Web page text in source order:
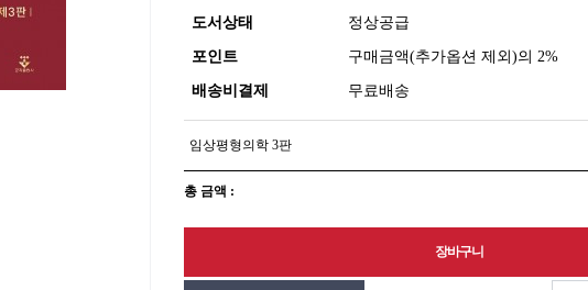
도서상태
정상공급
포인트
구매금액(추가옵션 제외)의 2%
배송비결제
무료배송
임상평형의학 3판
총 금액 :